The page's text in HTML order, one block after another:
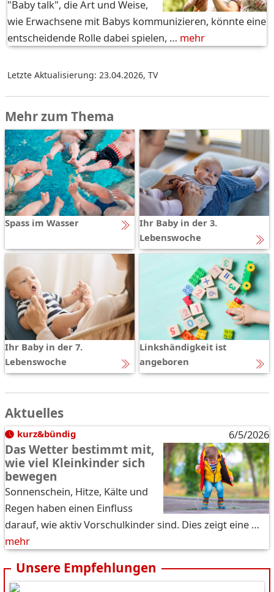
"Baby talk", die Art und Weise,
wie Erwachsene mit Babys kommunizieren, könnte eine
entscheidende Rolle dabei spielen, … mehr
Letzte Aktualisierung: 23.04.2026, TV
Mehr zum Thema
Spass im Wasser
Ihr Baby in der 3.
Lebenswoche
Ihr Baby in der 7.
Lebenswoche
Linkshändigkeit ist
angeboren
Aktuelles
kurz&bündig 6/5/2026
Das Wetter bestimmt mit,
wie viel Kleinkinder sich
bewegen
Sonnenschein, Hitze, Kälte und
Regen haben einen Einfluss
darauf, wie aktiv Vorschulkinder sind. Dies zeigt eine …
mehr
Unsere Empfehlungen